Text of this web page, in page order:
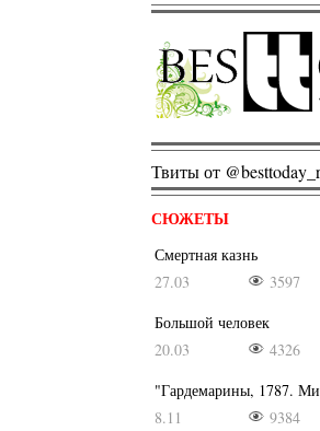
Твиты от
СЮЖЕТЫ
Смертная казнь
27.03
3597
Большой человек
20.03
4326
"Гардемарины, 1787.
8.11
9384